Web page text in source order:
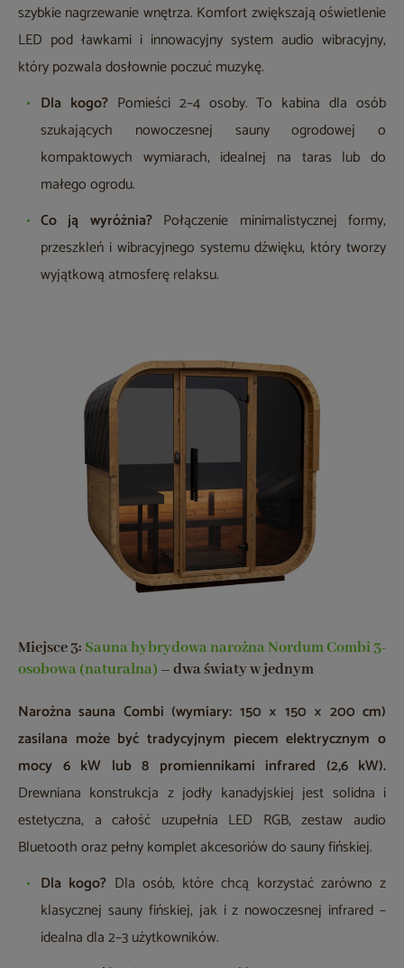
szybkie nagrzewanie wnętrza. Komfort zwiększają oświetlenie
LED pod ławkami i innowacyjny system audio wibracyjny,
który pozwala dosłownie poczuć muzykę.
Dla kogo?Pomieści 2–4 osoby. To kabina dla osób
szukających nowoczesnej sauny ogrodowej o
kompaktowych wymiarach, idealnej na taras lub do
małego ogrodu.
Co ją wyróżnia?Połączenie minimalistycznej formy,
przeszkleń i wibracyjnego systemu dźwięku, który tworzy
wyjątkową atmosferę relaksu.
Miejsce 3: Sauna hybrydowa narożna Nordum Combi 3-
osobowa (naturalna) – dwa światy w jednym
Narożna sauna Combi (wymiary: 150 × 150 × 200 cm)
zasilana może być tradycyjnym piecem elektrycznym o
mocy 6 kW lub 8 promiennikami infrared (2,6 kW).
Drewniana konstrukcja z jodły kanadyjskiej jest solidna i
estetyczna, a całość uzupełnia LED RGB, zestaw audio
Bluetooth oraz pełny komplet akcesoriów do sauny fińskiej.
Dla kogo? Dla osób, które chcą korzystać zarówno z
klasycznej sauny fińskiej, jak i z nowoczesnej infrared –
idealna dla 2–3 użytkowników.